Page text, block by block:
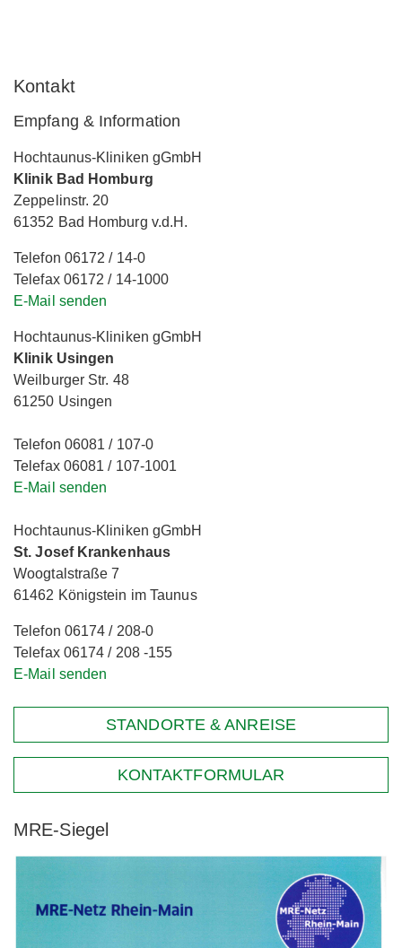
Kontakt
Empfang & Information
Hochtaunus-Kliniken gGmbH
Klinik Bad Homburg
Zeppelinstr. 20
61352 Bad Homburg v.d.H.
Telefon 06172 / 14-0
Telefax 06172 / 14-1000
E-Mail senden
Hochtaunus-Kliniken gGmbH
Klinik Usingen
Weilburger Str. 48
61250 Usingen
Telefon 06081 / 107-0
Telefax 06081 / 107-1001
E-Mail senden
Hochtaunus-Kliniken gGmbH
St. Josef Krankenhaus
Woogtalstraße 7
61462 Königstein im Taunus
Telefon 06174 / 208-0
Telefax 06174 / 208 -155
E-Mail senden
STANDORTE & ANREISE
KONTAKTFORMULAR
MRE-Siegel